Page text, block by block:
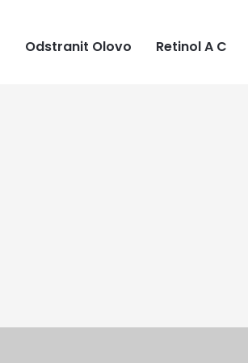
Odstranit Olovo Retinol A C